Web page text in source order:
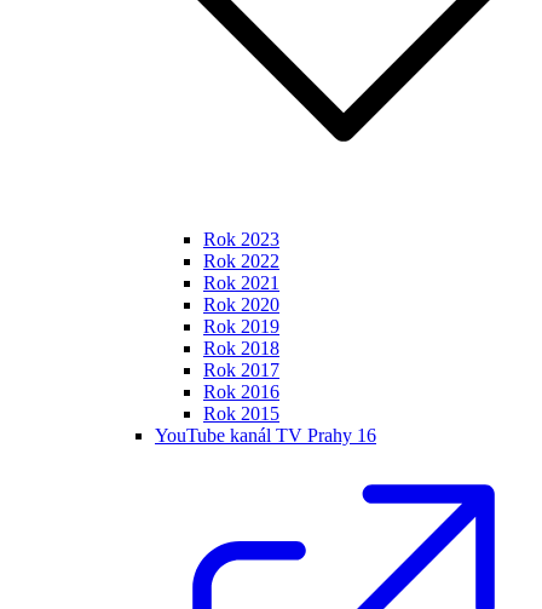
Rok 2023
Rok 2022
Rok 2021
Rok 2020
Rok 2019
Rok 2018
Rok 2017
Rok 2016
Rok 2015
YouTube kanál TV Prahy 16